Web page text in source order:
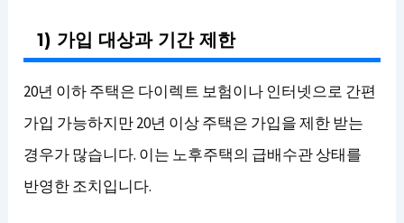
1) 가입 대상과 기간 제한
20년 이하 주택은 다이렉트 보험이나 인터넷으로 간편
가입 가능하지만 20년 이상 주택은 가입을 제한 받는
경우가 많습니다. 이는 노후주택의 급배수관 상태를
반영한 조치입니다.